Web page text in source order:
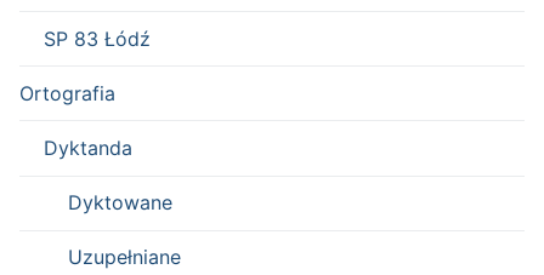
SP 83 Łódź
Ortografia
Dyktanda
Dyktowane
Uzupełniane